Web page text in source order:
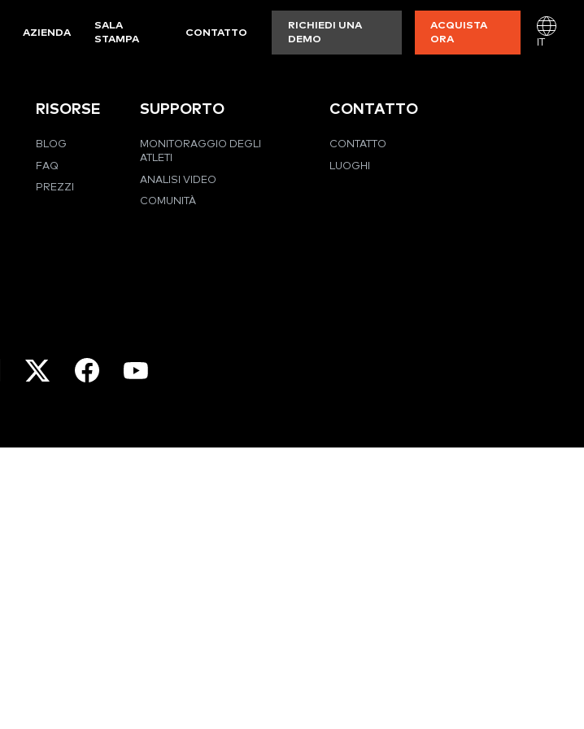
AZIENDA
SALA
STAMPA
CONTATTO
RICHIEDI UNA
DEMO
ACQUISTA
ORA
IT
RISORSE
BLOG
FAQ
PREZZI
SUPPORTO
MONITORAGGIO DEGLI
ATLETI
ANALISI VIDEO
COMUNITÀ
CONTATTO
CONTATTO
LUOGHI